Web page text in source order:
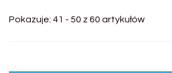
Pokazuje: 41 - 50 z 60 artykułów